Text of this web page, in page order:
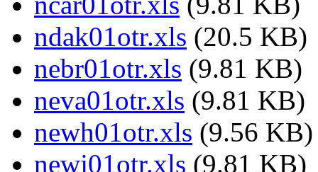
ndak01otr.xls (20.5 KB)
nebr01otr.xls (9.81 KB)
neva01otr.xls (9.81 KB)
newh01otr.xls (9.56 KB)
newj01otr.xls (9.81 KB)